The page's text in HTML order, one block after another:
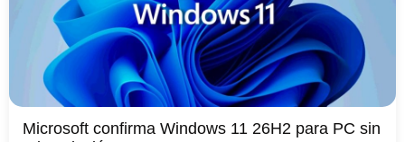
Microsoft confirma Windows 11 26H2 para PC sin